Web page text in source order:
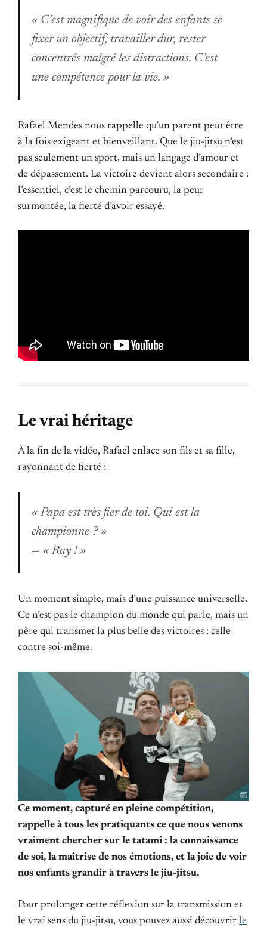
« C’est magnifique de voir des enfants se
fixer un objectif, travailler dur, rester
concentrés malgré les distractions. C’est
une compétence pour la vie. »
Rafael Mendes nous rappelle qu’un parent peut être
à la fois exigeant et bienveillant. Que le jiu-jitsu n’est
pas seulement un sport, mais un langage d’amour et
de dépassement. La victoire devient alors secondaire :
l’essentiel, c’est le chemin parcouru, la peur
surmontée, la fierté d’avoir essayé.
Le vrai héritage
À la fin de la vidéo, Rafael enlace son fils et sa fille,
rayonnant de fierté :
« Papa est très fier de toi. Qui est la
championne ? »
— « Ray ! »
Un moment simple, mais d’une puissance universelle.
Ce n’est pas le champion du monde qui parle, mais un
père qui transmet la plus belle des victoires : celle
contre soi-même.
Ce moment, capturé en pleine compétition,
rappelle à tous les pratiquants ce que nous venons
vraiment chercher sur le tatami : la connaissance
de soi, la maîtrise de nos émotions, et la joie de voir
nos enfants grandir à travers le jiu-jitsu.
Pour prolonger cette réflexion sur la transmission et
le vrai sens du jiu-jitsu, vous pouvez aussi découvrir le